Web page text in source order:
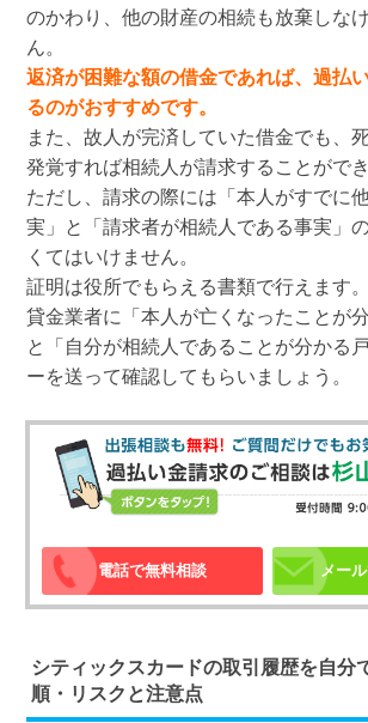
のかわり、他の財産の相続も放棄しな
ん。
返済が困難な額の借金であれば、過払
るのがおすすめです。
また、故人が完済していた借金でも、
発覚すれば相続人が請求することができ
ただし、請求の際には「本人がすでに
実」と「請求者が相続人である事実」
くてはいけません。
証明は役所でもらえる書類で行えます。
貸金業者に「本人が亡くなったことが
と「自分が相続人であることが分かる
ーを送って確認してもらいましょう。
電話で無料相談 メー
シティックスカードの取引履歴を自分
順・リスクと注意点